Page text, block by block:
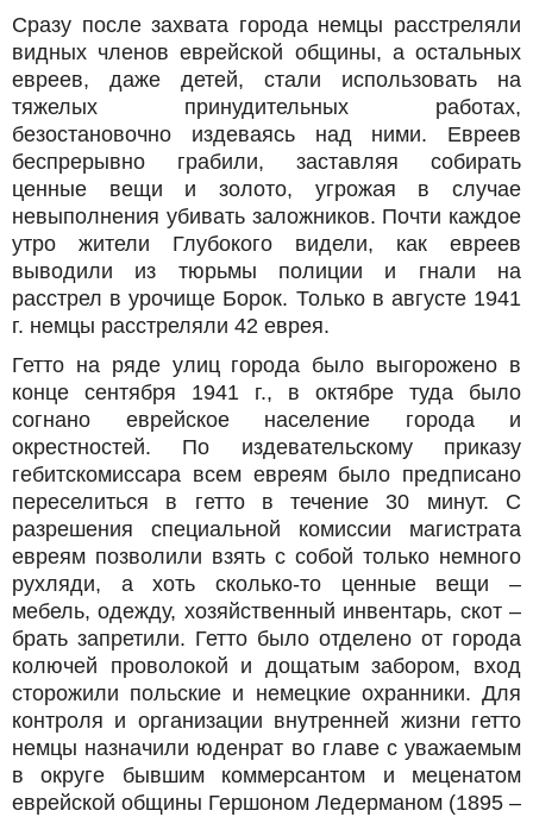
Сразу после захвата города немцы расстреляли
видных членов еврейской общины, а остальных
евреев, даже детей, стали использовать на
тяжелых принудительных работах,
безостановочно издеваясь над ними. Евреев
беспрерывно грабили, заставляя собирать
ценные вещи и золото, угрожая в случае
невыполнения убивать заложников. Почти каждое
утро жители Глубокого видели, как евреев
выводили из тюрьмы полиции и гнали на
расстрел в урочище Борок. Только в августе 1941
г. немцы расстреляли 42 еврея.
Гетто на ряде улиц города было выгорожено в
конце сентября 1941 г., в октябре туда было
согнано еврейское население города и
окрестностей. По издевательскому приказу
гебитскомиссара всем евреям было предписано
переселиться в гетто в течение 30 минут. С
разрешения специальной комиссии магистрата
евреям позволили взять с собой только немного
рухляди, а хоть сколько-то ценные вещи –
мебель, одежду, хозяйственный инвентарь, скот –
брать запретили. Гетто было отделено от города
колючей проволокой и дощатым забором, вход
сторожили польские и немецкие охранники. Для
контроля и организации внутренней жизни гетто
немцы назначили юденрат во главе с уважаемым
в округе бывшим коммерсантом и меценатом
еврейской общины Гершоном Ледерманом (1895 –